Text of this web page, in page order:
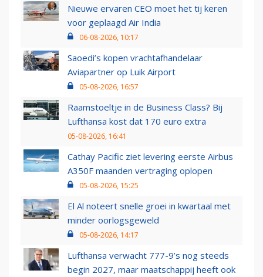
Nieuwe ervaren CEO moet het tij keren
voor geplaagd Air India
06-08-2026, 10:17
Saoedi’s kopen vrachtafhandelaar
Aviapartner op Luik Airport
05-08-2026, 16:57
Raamstoeltje in de Business Class? Bij
Lufthansa kost dat 170 euro extra
05-08-2026, 16:41
Cathay Pacific ziet levering eerste Airbus
A350F maanden vertraging oplopen
05-08-2026, 15:25
El Al noteert snelle groei in kwartaal met
minder oorlogsgeweld
05-08-2026, 14:17
Lufthansa verwacht 777-9’s nog steeds
begin 2027, maar maatschappij heeft ook